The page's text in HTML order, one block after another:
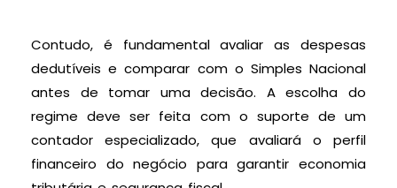
Contudo, é fundamental avaliar as despesas
dedutíveis e comparar com o Simples Nacional
antes de tomar uma decisão. A escolha do
regime deve ser feita com o suporte de um
contador especializado, que avaliará o perfil
financeiro do negócio para garantir economia